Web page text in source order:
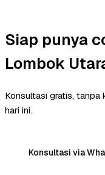
Siap punya
Lombok
Konsultasi gratis, tanpa
hari ini.
Konsultasi via